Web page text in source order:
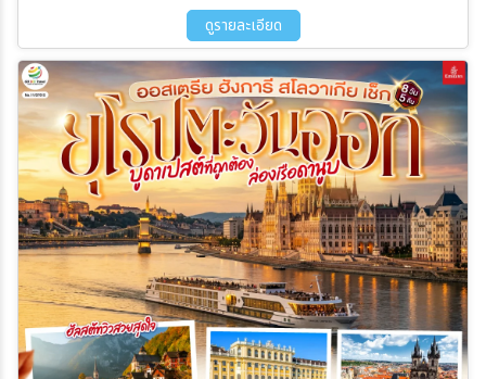
23 มี.ค 70 - 30 มี.ค 70
ดูรายละเอียด